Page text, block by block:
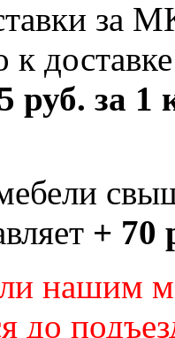
за
к
руб. за 1
+ 70
нашим
до